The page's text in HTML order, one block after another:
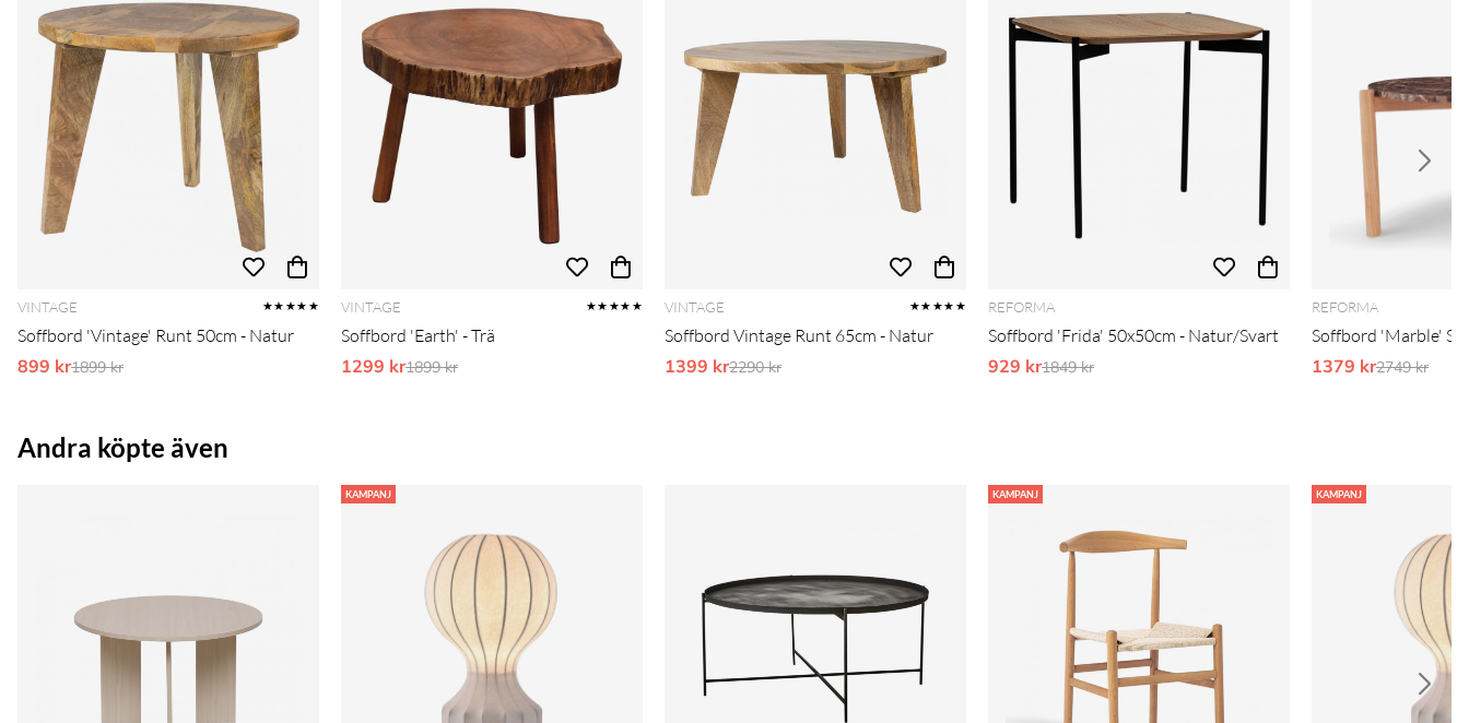
VINTAGE ★★★★★
Soffbord 'Vintage' Runt 50cm - Natur
899 krOrdinarie pris:
1899 kr
VINTAGE ★★★★★
Soffbord 'Earth' - Trä
1299 krOrdinarie pris:
1899 kr
VINTAGE ★★★★★
Soffbord Vintage Runt 65cm - Natur
1399 krOrdinarie pris:
2290 kr
REFORMA
Soffbord 'Frida' 50x50cm - Natur/Svart
929 krOrdinarie pris:
1849 kr
REFORMA
Soffbord 'Marble' S -
1379 krOrdinarie
2749 kr
Andra köpte även
KAMPANJ KAMPANJ KAMPANJ